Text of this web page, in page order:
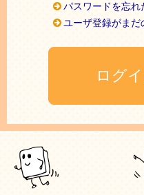
パスワードを忘れ
ユーザ登録がまだ